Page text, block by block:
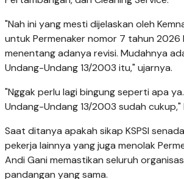
"Nah ini yang mesti dijelaskan oleh
untuk Permenaker nomor 7 tahun 2026
menentang adanya revisi. Mudahnya
Undang-Undang 13/2003 itu," ujarnya.
"Nggak perlu lagi bingung seperti apa
Undang-Undang 13/2003 sudah cukup,"
Saat ditanya apakah sikap KSPSI
pekerja lainnya yang juga menolak
Andi Gani memastikan seluruh
pandangan yang sama.